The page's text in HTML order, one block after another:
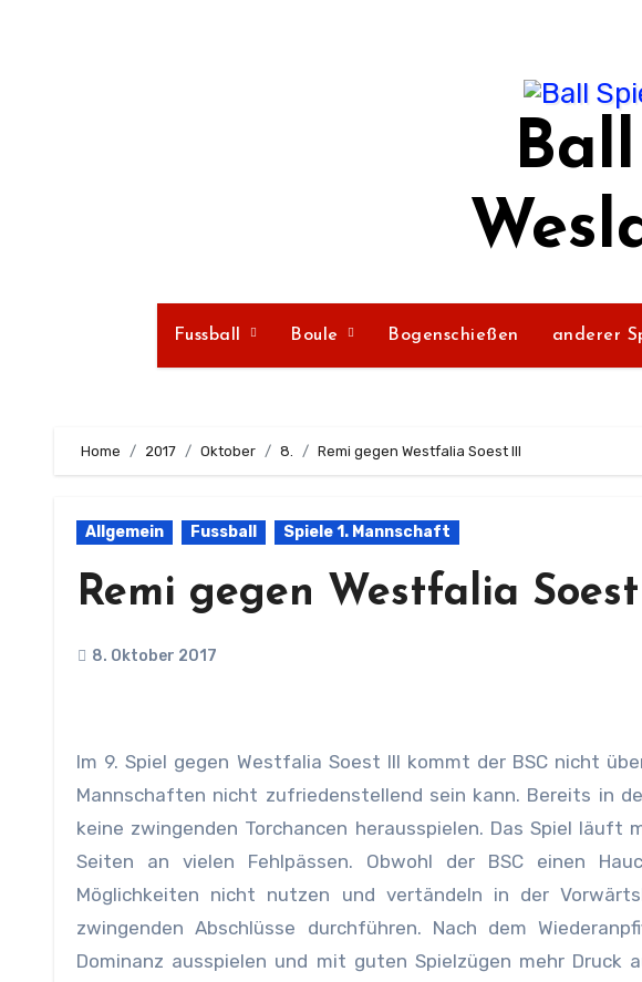
Fussball Boule Bogenschießen anderer
Home 2017 Oktober 8. Remi gegen Westfalia Soest III
Allgemein Fussball Spiele 1. Mannschaft
Remi gegen Westfalia
8. Oktober 2017
Im 9. Spiel gegen Westfalia Soest III kommt der BSC nicht über ein Remi hinaus. Ein Ergebnis, dass für beide
Mannschaften nicht zufriedenstellend sein kann. Bereits in
keine zwingenden Torchancen herausspielen. Das Spiel läuft
Seiten an vielen Fehlpässen. Obwohl der BSC einen
Möglichkeiten nicht nutzen und vertändeln in der
zwingenden Abschlüsse durchführen. Nach dem
Dominanz ausspielen und mit guten Spielzügen mehr